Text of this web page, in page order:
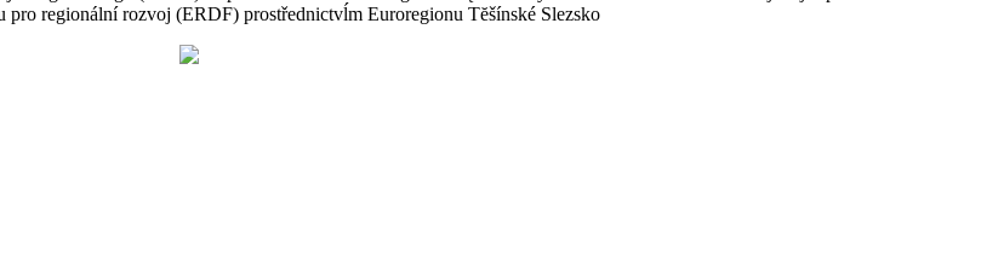
pro regionální rozvoj (ERDF) prostřednictvĺm Euroregionu Tĕšínské Slezsko